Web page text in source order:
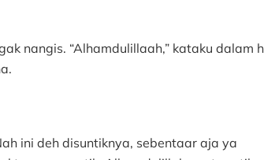
nangis. “Alhamdulillaah,” kataku dalam
ini deh disuntiknya, sebentaar aja ya